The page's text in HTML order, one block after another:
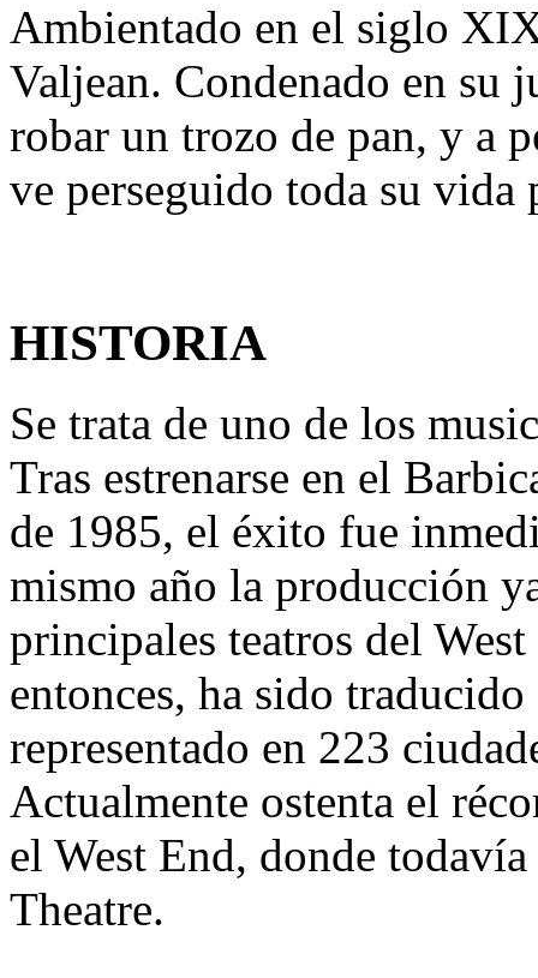
Ambientado en el siglo
Valjean. Condenado en su
robar un trozo de pan, y a
ve perseguido toda su
HISTORIA
Se trata de uno de los
Tras estrenarse en el
de 1985, el éxito fue
mismo año la producción
principales teatros del
entonces, ha sido
representado en 223
Actualmente ostenta el
el West End, donde todavía
Theatre.